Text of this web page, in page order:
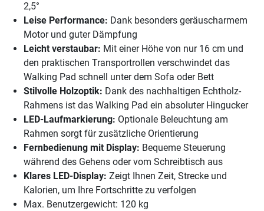
2,5°
Leise Performance: Dank besonders geräuscharmem
Motor und guter Dämpfung
Leicht verstaubar: Mit einer Höhe von nur 16 cm und
den praktischen Transportrollen verschwindet das
Walking Pad schnell unter dem Sofa oder Bett
Stilvolle Holzoptik: Dank des nachhaltigen Echtholz-
Rahmens ist das Walking Pad ein absoluter Hingucker
LED-Laufmarkierung: Optionale Beleuchtung am
Rahmen sorgt für zusätzliche Orientierung
Fernbedienung mit Display: Bequeme Steuerung
während des Gehens oder vom Schreibtisch aus
Klares LED-Display: Zeigt Ihnen Zeit, Strecke und
Kalorien, um Ihre Fortschritte zu verfolgen
Max. Benutzergewicht: 120 kg